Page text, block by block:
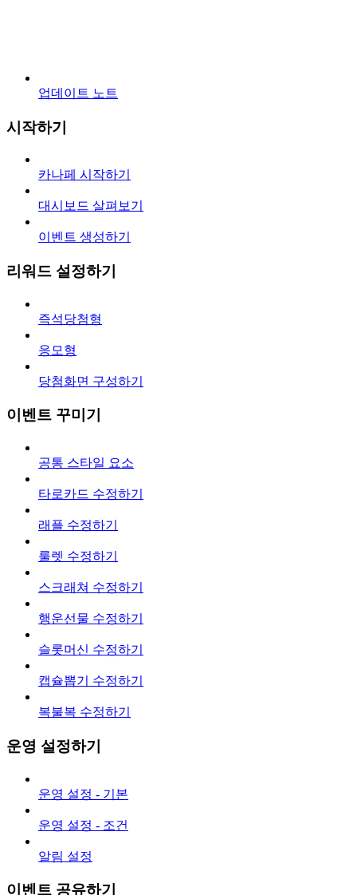
업데이트 노트
시작하기
카나페 시작하기
대시보드 살펴보기
이벤트 생성하기
리워드 설정하기
즉석당첨형
응모형
당첨화면 구성하기
이벤트 꾸미기
공통 스타일 요소
타로카드 수정하기
래플 수정하기
룰렛 수정하기
스크래쳐 수정하기
행운선물 수정하기
슬롯머신 수정하기
캡슐뽑기 수정하기
복불복 수정하기
운영 설정하기
운영 설정 - 기본
운영 설정 - 조건
알림 설정
이벤트 공유하기